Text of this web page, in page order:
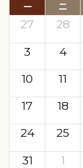
一 二
27 28
3
4
10
11
17
18
24
25
31
1